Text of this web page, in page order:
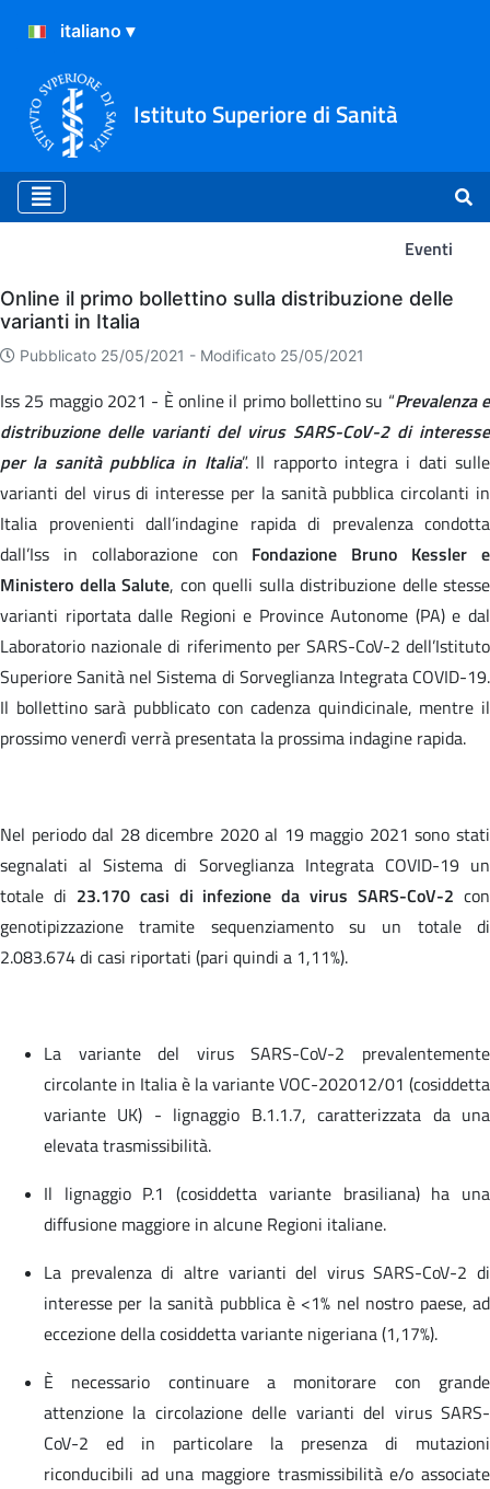
Istituto Superiore di Sanità
Eventi
Eventi
Online il primo bollettino sulla distribuzione delle
varianti in Italia
Pubblicato 25/05/2021 - Modificato 25/05/2021
Iss 25 maggio 2021 - È online il primo bollettino su “Prevalenza e
distribuzione delle varianti del virus SARS-CoV-2 di interesse
per la sanità pubblica in Italia”. Il rapporto integra i dati sulle
varianti del virus di interesse per la sanità pubblica circolanti in
Italia provenienti dall’indagine rapida di prevalenza condotta
dall’Iss in collaborazione con Fondazione Bruno Kessler e
Ministero della Salute, con quelli sulla distribuzione delle stesse
varianti riportata dalle Regioni e Province Autonome (PA) e dal
Laboratorio nazionale di riferimento per SARS-CoV-2 dell’Istituto
Superiore Sanità nel Sistema di Sorveglianza Integrata COVID-19.
Il bollettino sarà pubblicato con cadenza quindicinale, mentre il
prossimo venerdì verrà presentata la prossima indagine rapida.
Nel periodo dal 28 dicembre 2020 al 19 maggio 2021 sono stati
segnalati al Sistema di Sorveglianza Integrata COVID-19 un
totale di 23.170 casi di infezione da virus SARS-CoV-2con
genotipizzazione tramite sequenziamento su un totale di
2.083.674 di casi riportati (pari quindi a 1,11%).
La variante del virus SARS-CoV-2 prevalentemente
circolante in Italia è la variante VOC-202012/01 (cosiddetta
variante UK) - lignaggio B.1.1.7, caratterizzata da una
elevata trasmissibilità.
Il lignaggio P.1 (cosiddetta variante brasiliana) ha una
diffusione maggiore in alcune Regioni italiane.
La prevalenza di altre varianti del virus SARS-CoV-2 di
interesse per la sanità pubblica è <1% nel nostro paese, ad
eccezione della cosiddetta variante nigeriana (1,17%).
È necessario continuare a monitorare con grande
attenzione la circolazione delle varianti del virus SARS-
CoV-2 ed in particolare la presenza di mutazioni
riconducibili ad una maggiore trasmissibilità e/o associate